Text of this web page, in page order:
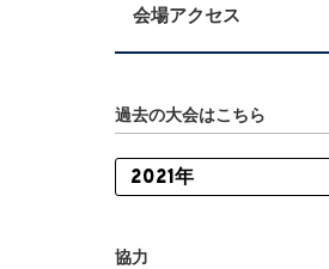
会場アクセス
過去の大会はこちら
協力